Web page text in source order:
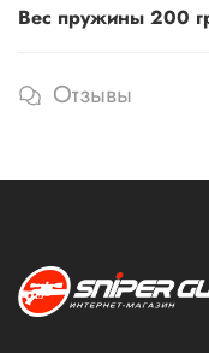
Вес пружины 200
Отзывы